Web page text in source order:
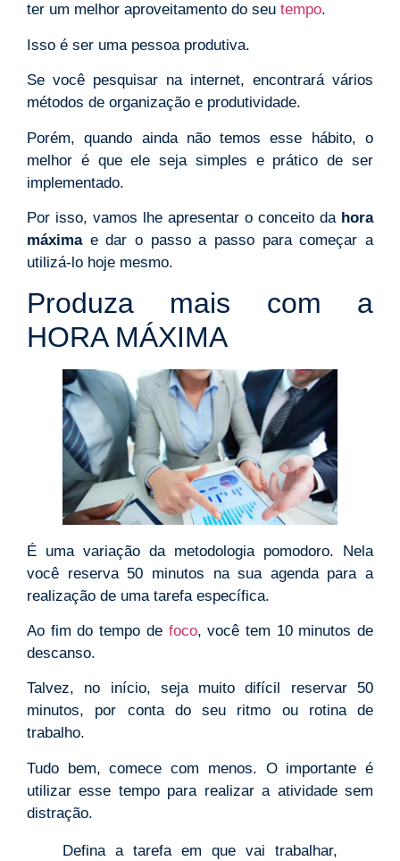
ter um melhor aproveitamento do seu tempo.
Isso é ser uma pessoa produtiva.
Se você pesquisar na internet, encontrará vários
métodos de organização e produtividade.
Porém, quando ainda não temos esse hábito, o
melhor é que ele seja simples e prático de ser
implementado.
Por isso, vamos lhe apresentar o conceito da hora
máximae dar o passo a passo para começar a
utilizá-lo hoje mesmo.
Produza mais com a
HORA MÁXIMA
É uma variação da metodologia pomodoro. Nela
você reserva 50 minutos na sua agenda para a
realização de uma tarefa específica.
Ao fim do tempo de foco, você tem 10 minutos de
descanso.
Talvez, no início, seja muito difícil reservar 50
minutos, por conta do seu ritmo ou rotina de
trabalho.
Tudo bem, comece com menos. O importante é
utilizar esse tempo para realizar a atividade sem
distração.
Defina a tarefa em que vai trabalhar,